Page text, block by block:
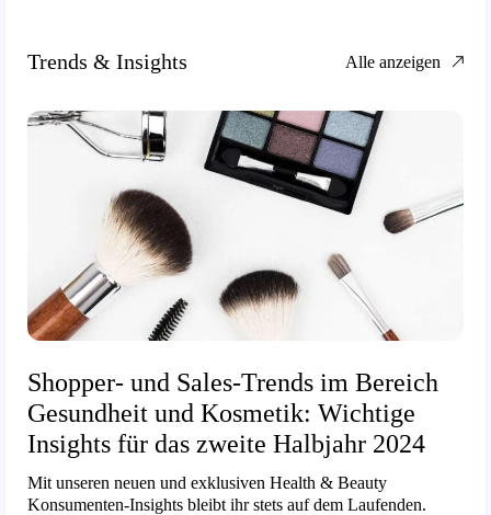
Trends & Insights Alle anzeigen
Shopper- und Sales-Trends im Bereich
Gesundheit und Kosmetik: Wichtige
Insights für das zweite Halbjahr 2024
Mit unseren neuen und exklusiven Health & Beauty
Konsumenten-Insights bleibt ihr stets auf dem Laufenden.